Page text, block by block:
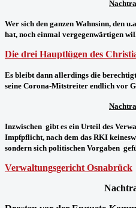
Wer sich den ganzen Wahnsinn, den
hat, noch einmal vergegenwärtigen
Die drei Hauptlügen des
Es bleibt dann allerdings die
seine Corona-Mitstreiter endlich vor
Inzwischen gibt es ein Urteil des
Impfpflicht, nach dem das RKI
sondern sich politischen Vorgaben
Verwaltungsgericht Osnabrück